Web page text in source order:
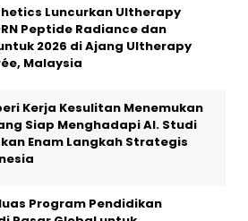
Luncurkan Ultherapy
Peptide Radiance dan
2026 di Ajang Ultherapy
Malaysia
Kerja Kesulitan Menemukan
Siap Menghadapi AI. Studi
Enam Langkah Strategis
Program Pendidikan